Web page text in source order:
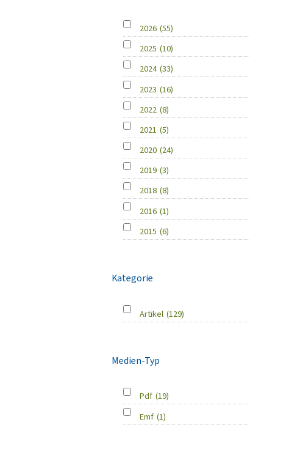
2026 (55)
2025 (10)
2024 (33)
2023 (16)
2022 (8)
2021 (5)
2020 (24)
2019 (3)
2018 (8)
2016 (1)
2015 (6)
Kategorie
Artikel (129)
Medien-Typ
Pdf (19)
Emf (1)